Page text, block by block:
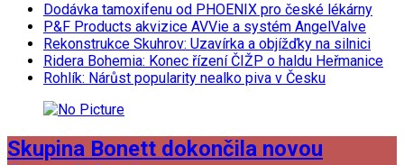
Dodávka tamoxifenu od PHOENIX pro české lékárny
P&F Products akvizice AVVie a systém AngelValve
Rekonstrukce Skuhrov: Uzavírka a objížďky na silnici
Ridera Bohemia: Konec řízení ČIŽP o haldu Heřmanice
Rohlík: Nárůst popularity nealko piva v Česku
Skupina Bonett dokončila novou